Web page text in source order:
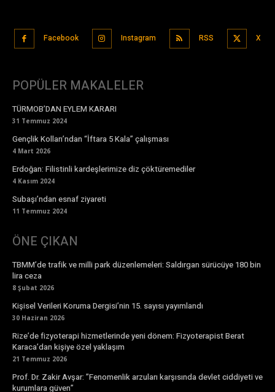
Facebook Instagram RSS X
POPÜLER MAKALELER
TÜRMOB’DAN EYLEM KARARI
31 Temmuz 2024
Gençlik Kolları’ndan “İftara 5 Kala” çalışması
4 Mart 2026
Erdoğan: Filistinli kardeşlerimize diz çöktüremediler
4 Kasım 2024
Subaşı’ndan esnaf ziyareti
11 Temmuz 2024
ÖNE ÇIKAN
TBMM’de trafik ve milli park düzenlemeleri: Saldırgan sürücüye 180 bin
lira ceza
8 Şubat 2026
Kişisel Verileri Koruma Dergisi’nin 15. sayısı yayımlandı
30 Haziran 2026
Rize’de fizyoterapi hizmetlerinde yeni dönem: Fizyoterapist Berat
Karaca’dan kişiye özel yaklaşım
21 Temmuz 2026
Prof. Dr. Zakir Avşar: ”Fenomenlik arzuları karşısında devlet ciddiyeti ve
kurumlara güven”